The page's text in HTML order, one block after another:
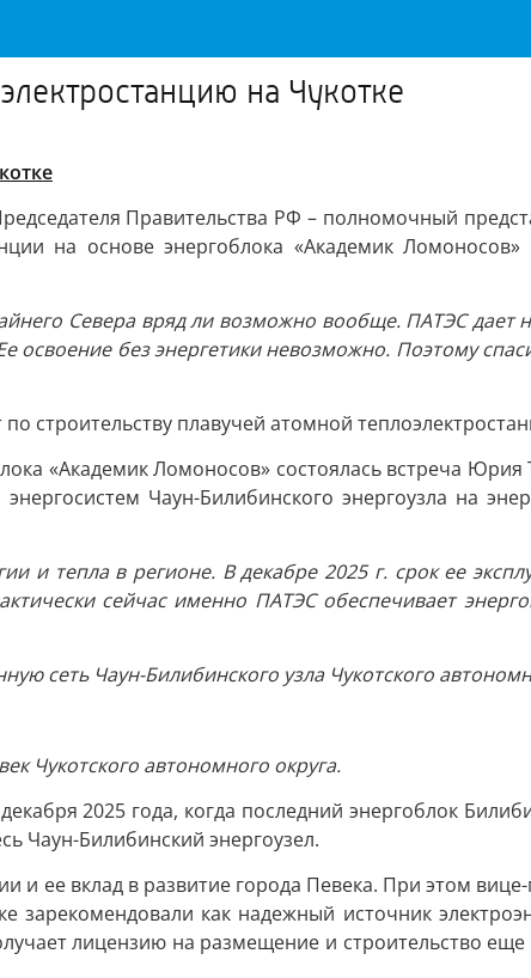
на Чукотке
Правительства РФ – полномочный
на основе энергоблока «Академик
Севера вряд ли возможно вообще. ПАТЭС
без энергетики невозможно. Поэтому
строительству плавучей атомной
«Академик Ломоносов» состоялась встреча
Чаун-Билибинского энергоузла на
и тепла в регионе. В декабре 2025 г. срок ее
сейчас именно ПАТЭС обеспечивает
сеть Чаун-Билибинского узла Чукотского
Чукотского автономного округа.
2025 года, когда последний энергоблок
Чаун-Билибинский энергоузел.
и ее вклад в развитие города Певека. При этом
как надежный источник
лицензию на размещение и строительство